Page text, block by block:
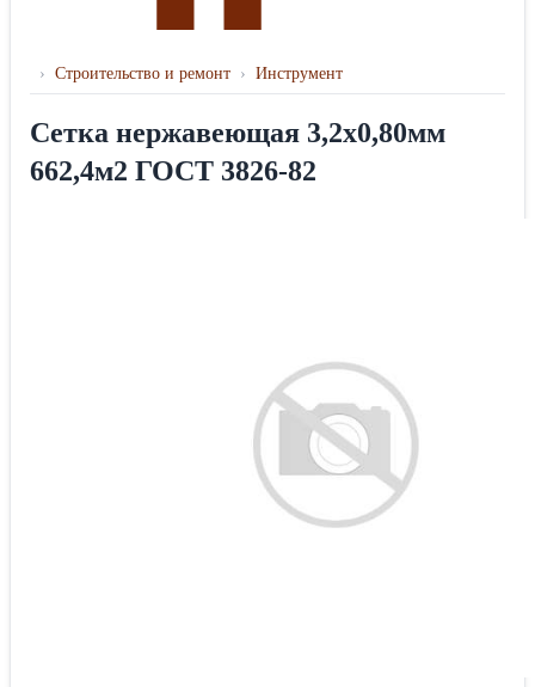
› Строительство и ремонт › Инструмент
Сетка нержавеющая 3,2х0,80мм
662,4м2 ГОСТ 3826-82